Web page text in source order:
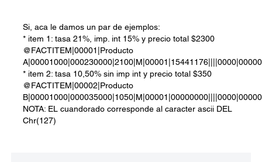
Si, aca le damos un par de ejemplos:
* item 1: tasa 21%, imp. int 15% y precio total $2300
@FACTITEM|00001|Producto
* item 2: tasa 10,50% sin imp int y precio total $350
@FACTITEM|00002|Producto
NOTA: EL cuandorado corresponde al caracter ascii DEL
Chr(127)